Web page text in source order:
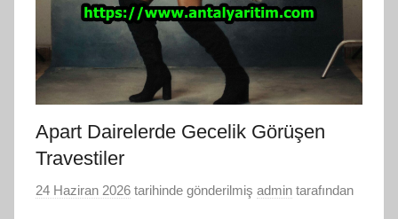
Apart Dairelerde Gecelik Görüşen
Travestiler
24 Haziran 2026 tarihinde gönderilmiş admin tarafından